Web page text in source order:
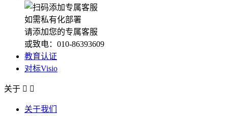
如需私有化部署
请添加您的专属客服
或致电：010-86393609
教育认证
对标Visio
关于  
关于我们